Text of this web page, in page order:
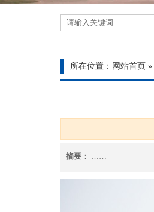
所在位置： 网站首页 »
摘要： ……